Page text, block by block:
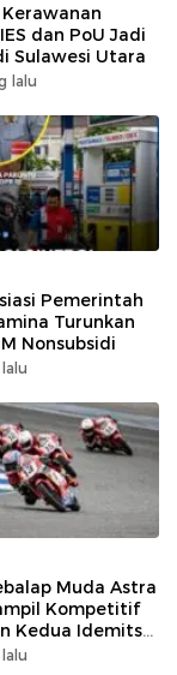
dan PoU Jadi
Sulawesi Utara
lalu
Pemerintah
Turunkan
Nonsubsidi
Muda Astra
Kompetitif
Kedua Idemitsu
Cup 2026